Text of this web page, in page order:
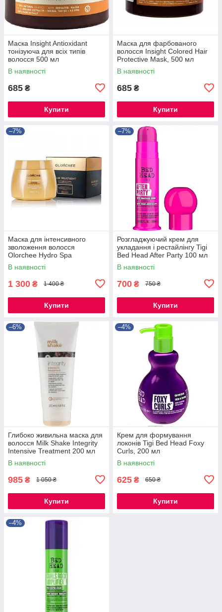
Маска Insight Antioxidant
тонізуюча для всіх типів
волосся 500 мл
В наявності
685 ₴
Купити
Маска для фарбованого
волосся Insight Colored Hair
Protective Mask, 500 мл
В наявності
685 ₴
Купити
–7%
Маска для інтенсивного
зволоження волосся
Olorchee Hydro Spa
В наявності
1 300 ₴ 1 400 ₴
Купити
–7%
Розгладжуючий крем для
укладання і рестайлінгу Tigi
Bed Head After Party 100 мл
В наявності
700 ₴ 750 ₴
Купити
–6%
Глибоко живильна маска для
волосся Milk Shake Integrity
Intensive Treatment 200 мл
В наявності
985 ₴ 1 050 ₴
Купити
–4%
Крем для формування
локонів Tigi Bed Head Foxy
Curls, 200 мл
В наявності
625 ₴ 650 ₴
Купити
–4%